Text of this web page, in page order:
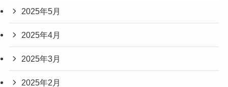
2025年5月
2025年4月
2025年3月
2025年2月